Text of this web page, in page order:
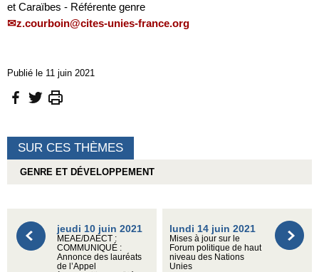
et Caraïbes - Référente genre
z.courboin@cites-unies-france.org
Publié le 11 juin 2021
SUR CES THÈMES
GENRE ET DÉVELOPPEMENT
jeudi 10 juin 2021
MEAE/DAECT :
COMMUNIQUÉ :
Annonce des lauréats
de l’Appel
lundi 14 juin 2021
Mises à jour sur le
Forum politique de haut
niveau des Nations
Unies